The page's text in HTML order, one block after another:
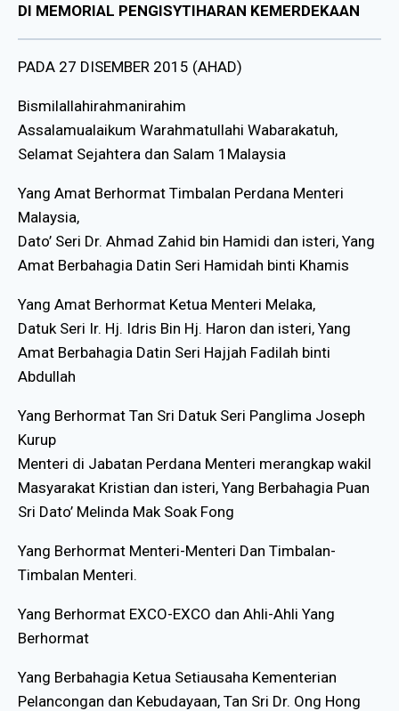
DI MEMORIAL PENGISYTIHARAN KEMERDEKAAN
PADA 27 DISEMBER 2015 (AHAD)
Bismilallahirahmanirahim
Assalamualaikum Warahmatullahi Wabarakatuh,
Selamat Sejahtera dan Salam 1Malaysia
Yang Amat Berhormat Timbalan Perdana Menteri
Malaysia,
Dato’ Seri Dr. Ahmad Zahid bin Hamidi dan isteri, Yang
Amat Berbahagia Datin Seri Hamidah binti Khamis
Yang Amat Berhormat Ketua Menteri Melaka,
Datuk Seri Ir. Hj. Idris Bin Hj. Haron dan isteri, Yang
Amat Berbahagia Datin Seri Hajjah Fadilah binti
Abdullah
Yang Berhormat Tan Sri Datuk Seri Panglima Joseph
Kurup
Menteri di Jabatan Perdana Menteri merangkap wakil
Masyarakat Kristian dan isteri, Yang Berbahagia Puan
Sri Dato’ Melinda Mak Soak Fong
Yang Berhormat Menteri-Menteri Dan Timbalan-
Timbalan Menteri.
Yang Berhormat EXCO-EXCO dan Ahli-Ahli Yang
Berhormat
Yang Berbahagia Ketua Setiausaha Kementerian
Pelancongan dan Kebudayaan, Tan Sri Dr. Ong Hong